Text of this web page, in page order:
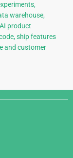
warehouse,
product
ship features
and customer